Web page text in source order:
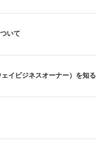
いて
イビジネスオーナー）を知る